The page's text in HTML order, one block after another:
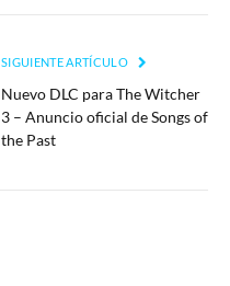
SIGUIENTE ARTÍCULO
Nuevo DLC para The Witcher
3 – Anuncio oficial de Songs of
the Past